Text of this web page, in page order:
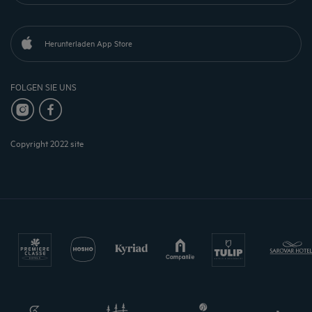
Herunterladen App Store
FOLGEN SIE UNS
Copyright 2022 site